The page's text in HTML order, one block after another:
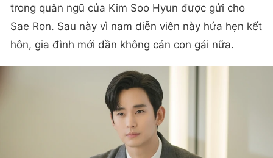
trong quân ngũ của Kim Soo Hyun được gửi cho
Sae Ron. Sau này vì nam diễn viên này hứa hẹn kết
hôn, gia đình mới dần không cản con gái nữa.